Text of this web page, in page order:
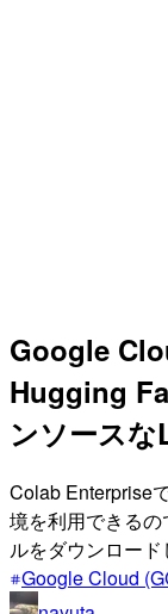
Google
Hugging
ンソース
Colab Enterprise
境を利用できる
ルをダウンロード
Google Cloud